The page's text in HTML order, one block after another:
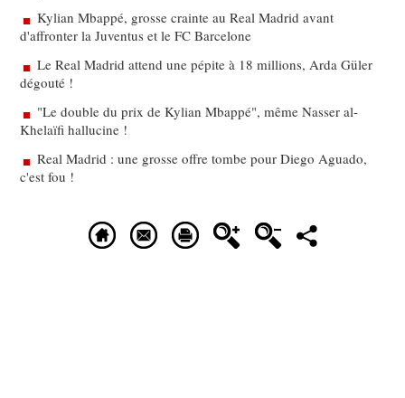
Kylian Mbappé, grosse crainte au Real Madrid avant
d'affronter la Juventus et le FC Barcelone
Le Real Madrid attend une pépite à 18 millions, Arda Güler
dégouté !
"Le double du prix de Kylian Mbappé", même Nasser al-
Khelaïfi hallucine !
Real Madrid : une grosse offre tombe pour Diego Aguado,
c'est fou !